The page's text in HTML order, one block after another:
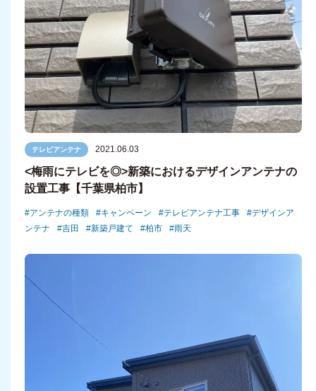
テレビアンテナ 2021.06.03
<梅雨にテレビを◎>新築におけるデザインアンテナの
設置工事【千葉県柏市】
アンテナの種類 キャンペーン テレビアンテナ工事
デザインア
ンテナ
吉田 新築戸建て 柏市 雨天